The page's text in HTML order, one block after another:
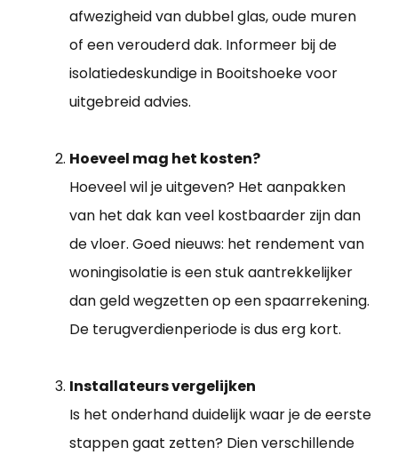
afwezigheid van dubbel glas, oude muren
of een verouderd dak. Informeer bij de
isolatiedeskundige in Booitshoeke voor
uitgebreid advies.
Hoeveel mag het kosten?
Hoeveel wil je uitgeven? Het aanpakken
van het dak kan veel kostbaarder zijn dan
de vloer. Goed nieuws: het rendement van
woningisolatie is een stuk aantrekkelijker
dan geld wegzetten op een spaarrekening.
De terugverdienperiode is dus erg kort.
Installateurs vergelijken
Is het onderhand duidelijk waar je de eerste
stappen gaat zetten? Dien verschillende